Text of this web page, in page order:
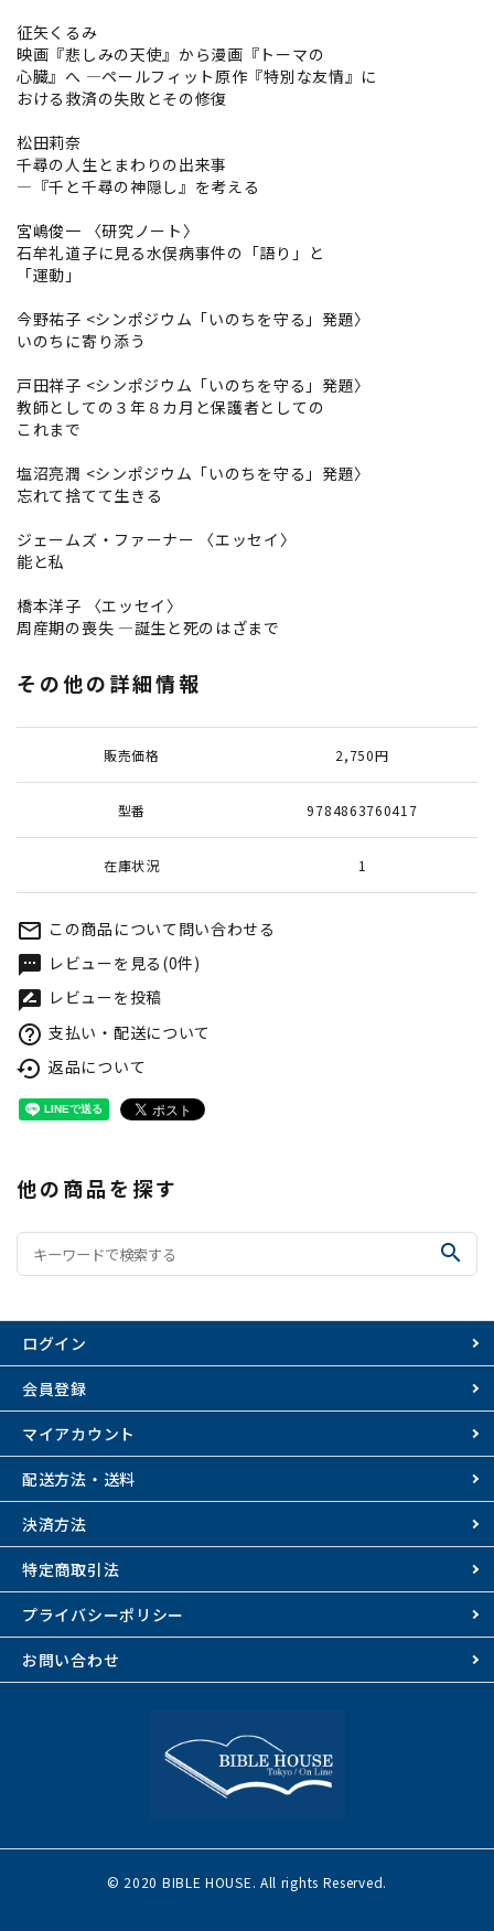
征矢くるみ
映画『悲しみの天使』から漫画『トーマの
心臓』へ ―ペールフィット原作『特別な友情』に
おける救済の失敗とその修復
松田莉奈
千尋の人生とまわりの出来事
―『千と千尋の神隠し』を考える
宮嶋俊一 〈研究ノート〉
石牟礼道子に見る水俣病事件の「語り」と
「運動」
今野祐子 <シンポジウム「いのちを守る」発題〉
いのちに寄り添う
戸田祥子 <シンポジウム「いのちを守る」発題〉
教師としての３年８カ月と保護者としての
これまで
塩沼亮潤 <シンポジウム「いのちを守る」発題〉
忘れて捨てて生きる
ジェームズ・ファーナー 〈エッセイ〉
能と私
橋本洋子 〈エッセイ〉
周産期の喪失 ―誕生と死のはざまで
その他の詳細情報
販売価格 2,750円
型番 9784863760417
在庫状況 1
mail_outline この商品について問い合わせる
textsms レビューを見る(0件)
rate_review レビューを投稿
help_outline 支払い・配送について
settings_backup_restore 返品について
他の商品を探す
search
ログイン
会員登録
マイアカウント
配送方法・送料
決済方法
特定商取引法
プライバシーポリシー
お問い合わせ
© 2020 BIBLE HOUSE. All rights Reserved.